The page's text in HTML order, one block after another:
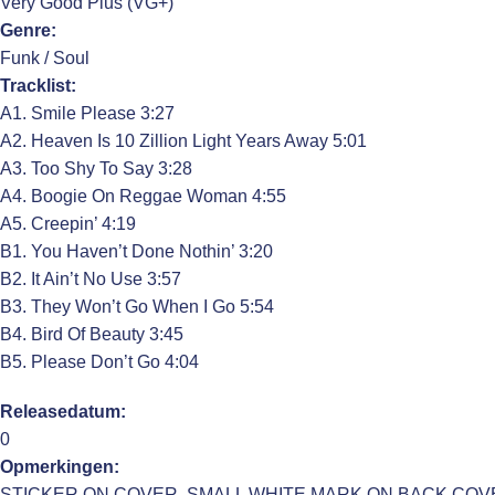
Genre:
Funk / Soul
Tracklist:
A1. Smile Please 3:27
A2. Heaven Is 10 Zillion Light Years Away 5:01
A3. Too Shy To Say 3:28
A4. Boogie On Reggae Woman 4:55
A5. Creepin’ 4:19
B1. You Haven’t Done Nothin’ 3:20
B2. It Ain’t No Use 3:57
B3. They Won’t Go When I Go 5:54
B4. Bird Of Beauty 3:45
B5. Please Don’t Go 4:04
Releasedatum:
0
Opmerkingen: